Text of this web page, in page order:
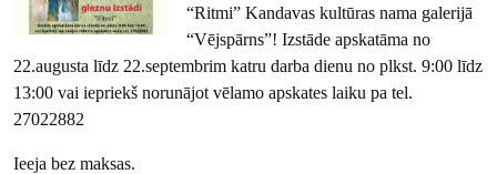
“Ritmi” Kandavas kultūras nama galerijā
“Vējspārns”! Izstāde apskatāma no
22.augusta līdz 22.septembrim katru darba dienu no plkst. 9:00 līdz
13:00 vai iepriekš norunājot vēlamo apskates laiku pa tel.
27022882
Ieeja bez maksas.